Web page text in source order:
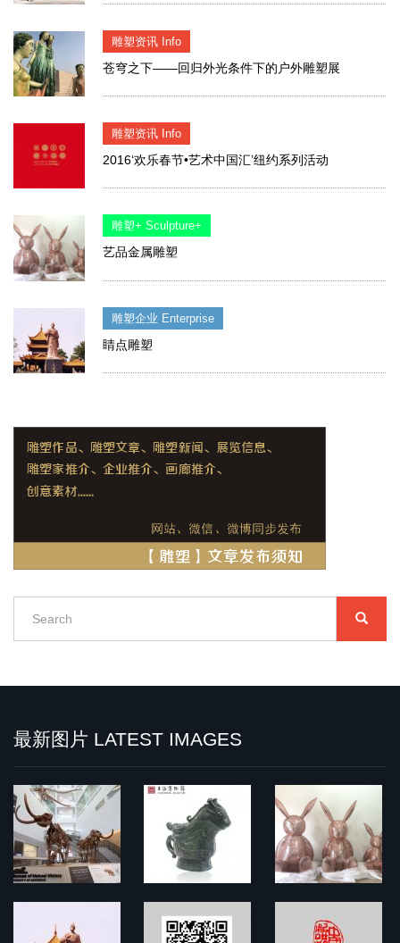
雕塑资讯 Info
苍穹之下——回归外光条件下的户外雕塑展
雕塑资讯 Info
2016‘欢乐春节•艺术中国汇’纽约系列活动
雕塑+ Sculpture+
艺品金属雕塑
雕塑企业 Enterprise
睛点雕塑
最新图片 LATEST IMAGES